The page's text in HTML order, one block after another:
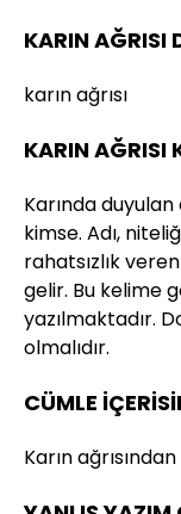
KARIN AĞRISI
karın ağrısı
KARIN AĞRISI
Karında
kimse. Adı,
rahatsızlık
gelir. Bu kelime
yazılmaktadır.
olmalıdır.
CÜMLE
Karın